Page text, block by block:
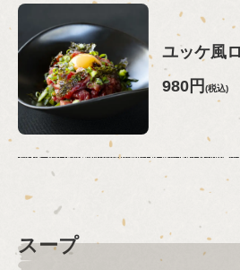
ユッケ風
980円(税込)
スープ